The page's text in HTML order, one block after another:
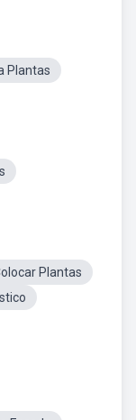
Plantas
Plantas